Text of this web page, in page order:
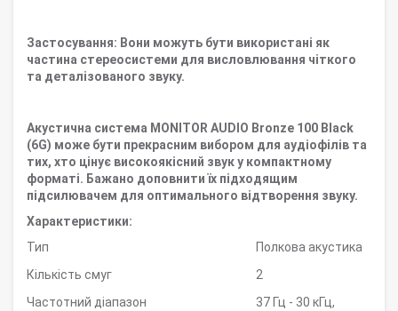
Застосування: Вони можуть бути використані як
частина стереосистеми для висловлювання чіткого
та деталізованого звуку.
Акустична система MONITOR AUDIO Bronze 100 Black
(6G) може бути прекрасним вибором для аудіофілів та
тих, хто цінує високоякісний звук у компактному
форматі. Бажано доповнити їх підходящим
підсилювачем для оптимального відтворення звуку.
Характеристики:
Тип
Полкова акустика
Кількість смуг
2
Частотний діапазон
37 Гц - 30 кГц,